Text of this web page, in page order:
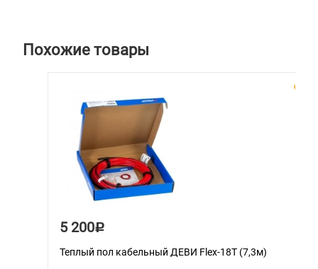
Похожие товары
5 200Р
Теплый пол кабельный ДЕВИ Flex-18T (7,3м)